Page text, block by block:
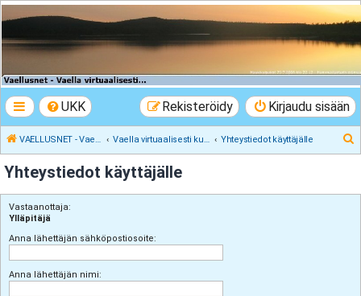
VAELLUSNET -
Vaellusturinat II
UKK Kirjaudu sisään
Rekisteröidy
VAELLUSNET - Vaellusturinat II Vaella virtuaalisesti kunnes pääset oikeasti Yhteystiedot käyttäjälle
i
Yhteystiedot käyttäjälle
Vastaanottaja:
Ylläpitäjä
Anna lähettäjän sähköpostiosoite:
Anna lähettäjän nimi: